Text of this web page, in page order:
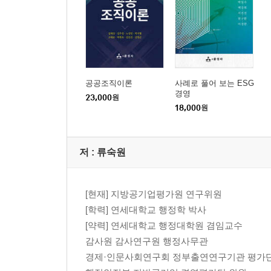
제4장 정부업무평가제도 | 노성민
제1절 정부업무평가기본법
1. 정부업무 평가의 목적과 정의
2. 정부업무평가위원회의 구성과 운영
3. 평가총괄 관련 기관 및 정부업무평가지원센터
제2절 정부업무 평가의 역사
4. 국무조정실 기관평가제도
제3절 정부업무 평가 종류 및 절차
1. 중앙행정기관 평가
2. 지방자치단체 평가
3. 공공기관 평가
제4절 정부업무 평가 결과의 공개 및 활용
공공조직이론
23,000원
사례로 풀어 보는 ESG
경영
18,000원
저 : 류숙원
[현재] 지방공기업평가원 연구위원
[학력] 연세대학교 행정학 박사
[약력] 연세대학교 행정대학원 겸임교수
감사원 감사연구원 행정사무관
경제·인문사회연구회 정부출연연구기관 평가